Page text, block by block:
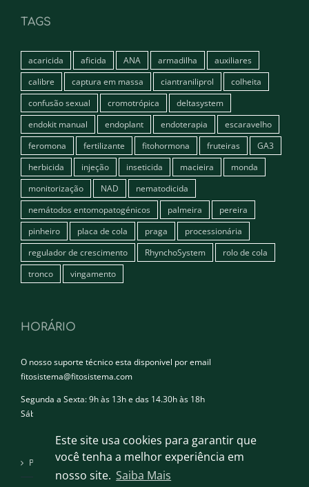
Este site usa cookies para garantir que
você tenha a melhor experiência em
nosso site. Saiba Mais
TAGS
acaricida aficida ANA armadilha
auxiliares
calibre
captura em massa ciantraniliprol
colheita
confusão sexual
cromotrópica
deltasystem
endokit manual
endoplant endoterapia
escaravelho
feromona
fertilizante fitohormona fruteiras
GA3
herbicida
injeção inseticida macieira
monda
monitorização
NAD
nematodicida
nemátodos entomopatogénicos
palmeira
pereira
pinheiro
placa de cola praga
processionária
regulador de crescimento
RhynchoSystem
rolo de cola
tronco
vingamento
HORÁRIO
O nosso suporte técnico esta disponivel por email
fitosistema@fitosistema.com
Segunda a Sexta: 9h às 13h e das 14.30h às 18h
Sábado e Domingo: Encerrado
Política de privacidade